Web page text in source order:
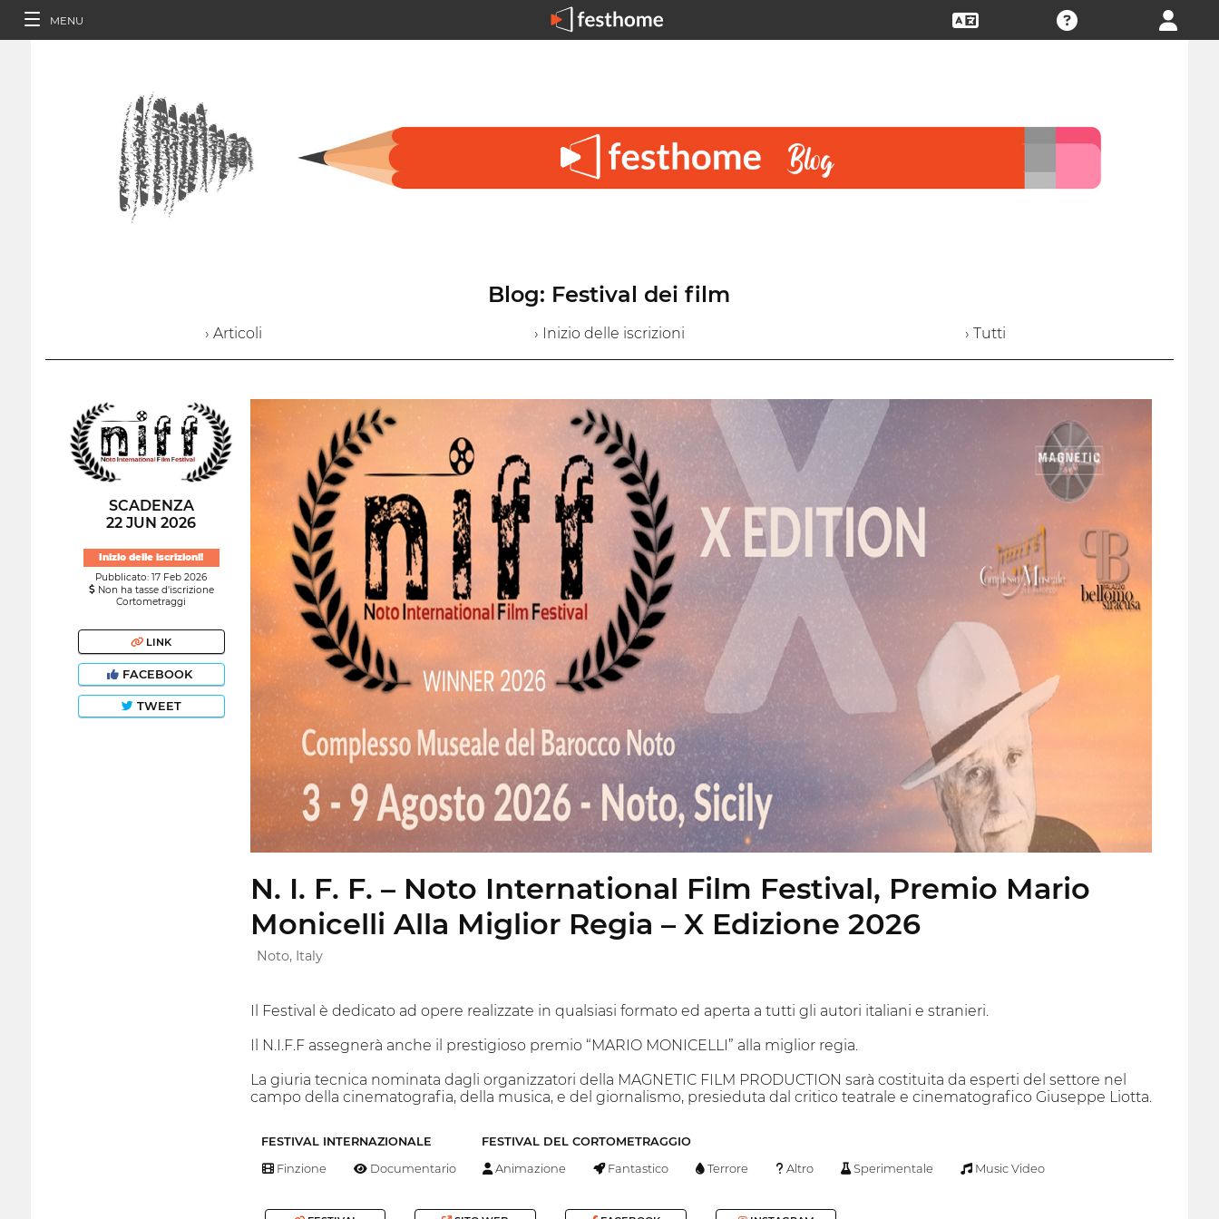
MENU
Blog: Festival dei film
› Articoli › Inizio delle iscrizioni › Tutti
SCADENZA
22 JUN 2026
Inizio delle iscrizioni!
Pubblicato: 17 Feb 2026
Non ha tasse d'iscrizione
Cortometraggi
LINK
FACEBOOK
TWEET
N. I. F. F. – Noto International Film Festival, Premio Mario
Monicelli Alla Miglior Regia – X Edizione 2026
Noto, Italy
Il Festival è dedicato ad opere realizzate in qualsiasi formato ed aperta a tutti gli autori italiani e stranieri.
Il N.I.F.F assegnerà anche il prestigioso premio “MARIO MONICELLI” alla miglior regia.
La giuria tecnica nominata dagli organizzatori della MAGNETIC FILM PRODUCTION sarà costituita da esperti del settore nel
campo della cinematografia, della musica, e del giornalismo, presieduta dal critico teatrale e cinematografico Giuseppe Liotta.
FESTIVAL INTERNAZIONALE FESTIVAL DEL CORTOMETRAGGIO
Finzione Documentario Animazione Fantastico Terrore Altro Sperimentale Music Video